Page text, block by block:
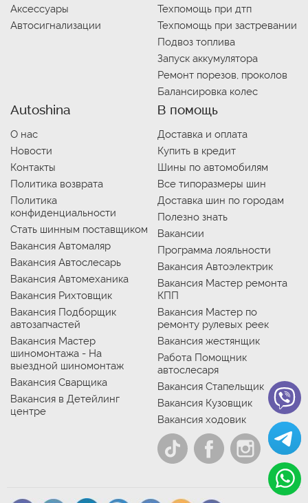
Аксессуары
Автосигнализации
Техпомощь при дтп
Техпомощь при застревании
Подвоз топлива
Запуск аккумулятора
Ремонт порезов, проколов
Балансировка колес
Autoshina
О нас
Новости
Контакты
Политика возврата
Политика
конфиденциальности
Стать шинным поставщиком
Вакансия Автомаляр
Вакансия Автослесарь
Вакансия Автомеханика
Вакансия Рихтовщик
Вакансия Подборщик
автозапчастей
Вакансия Мастер
шиномонтажа - На
выездной шиномонтаж
Вакансия Сварщика
Вакансия в Детейлинг
центре
В помощь
Доставка и оплата
Купить в кредит
Шины по автомобилям
Все типоразмеры шин
Доставка шин по городам
Полезно знать
Вакансии
Программа лояльности
Вакансия Автоэлектрик
Вакансия Мастер ремонта
КПП
Вакансия Мастер по
ремонту рулевых реек
Вакансия жестянщик
Работа Помощник
автослесаря
Вакансия Стапельщик
Вакансия Кузовщик
Вакансия ходовик